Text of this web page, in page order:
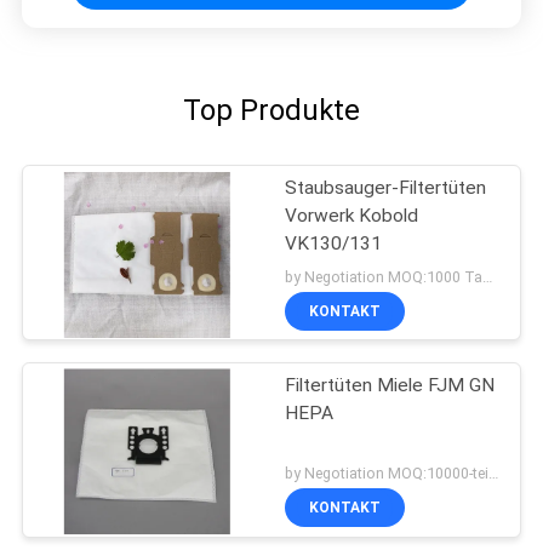
Top Produkte
Staubsauger-Filtertüten
Vorwerk Kobold
VK130/131
KONTAKT
Filtertüten Miele FJM GN
HEPA
by Negotiation MOQ:10000-teilig/Stücke
KONTAKT